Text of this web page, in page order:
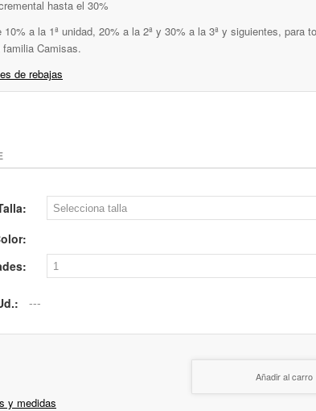
hasta el 30%
10% a la 1ª unidad, 20% a la 2ª y 30% a la 3ª y siguientes, para
Camisas.
de rebajas
Añadir al carro
y medidas